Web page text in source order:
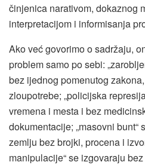
činjenica narativom, dokaznog
interpretacijom i informisanja
Ako već govorimo o sadržaju,
problem samo po sebi:
bez ijednog pomenutog
zloupotrebe; „policijska
vremena i mesta i bez
dokumentacije; „masovni
zemlju bez brojki, procena i
manipulacije“ se izgovaraju